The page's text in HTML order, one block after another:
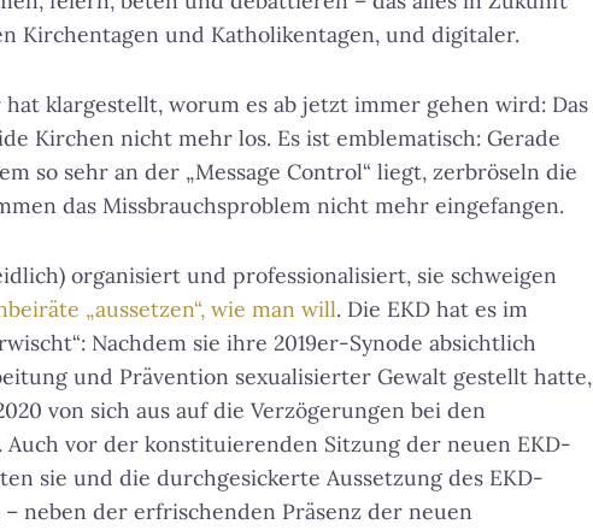
Kirchentagen und Katholikentagen, und digitaler.
klargestellt, worum es ab jetzt immer gehen wird: Das
Kirchen nicht mehr los. Es ist emblematisch: Gerade
so sehr an der „Message Control“ liegt, zerbröseln die
das Missbrauchsproblem nicht mehr eingefangen.
organisiert und professionalisiert, sie schweigen
„aussetzen“, wie man will. Die EKD hat es im
Nachdem sie ihre 2019er-Synode absichtlich
und Prävention sexualisierter Gewalt gestellt hatte,
von sich aus auf die Verzögerungen bei den
vor der konstituierenden Sitzung der neuen EKD-
sie und die durchgesickerte Aussetzung des EKD-
neben der erfrischenden Präsenz der neuen